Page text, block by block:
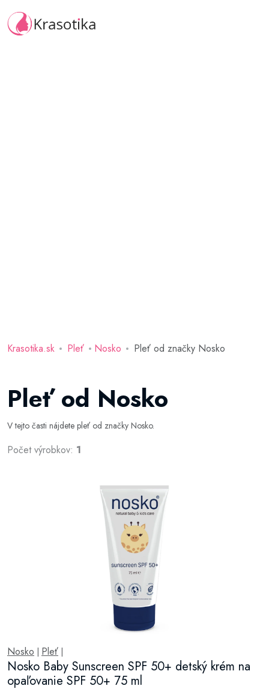
Krasotika.sk Pleť Nosko Pleť od značky Nosko
Pleť od Nosko
V tejto časti nájdete pleť od značky Nosko.
Počet výrobkov: 1
Nosko Pleť
Nosko Baby Sunscreen SPF 50+ detský krém na
opaľovanie SPF 50+ 75 ml